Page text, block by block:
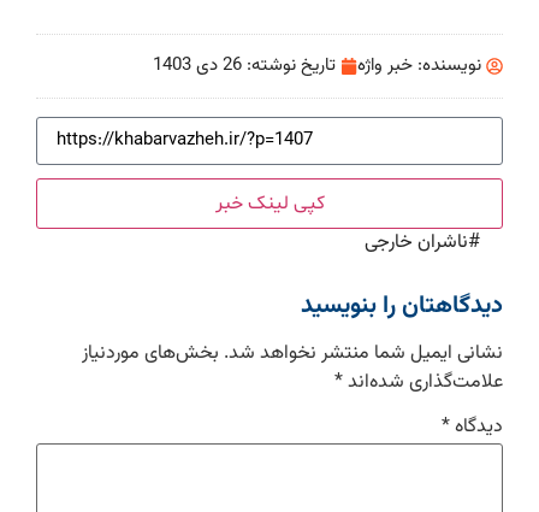
نویسنده: خبر واژه تاریخ نوشته: 26 دی 1403
کپی لینک خبر
#ناشران خارجی
دیدگاهتان را بنویسید
نشانی ایمیل شما منتشر نخواهد شد. بخش‌های موردنیاز
علامت‌گذاری شده‌اند*
دیدگاه*